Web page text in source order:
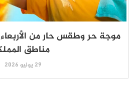
موجة حر وطقس حار من
مناطق
29 يوليو 2026